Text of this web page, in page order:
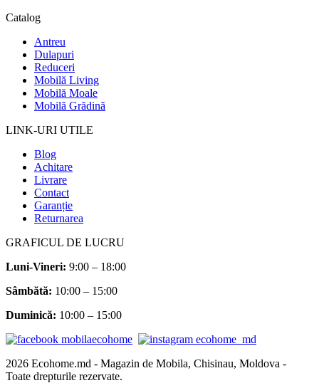
Catalog
Antreu
Dulapuri
Reduceri
Mobilă Living
Mobilă Moale
Mobilă Grădină
LINK-URI UTILE
Blog
Achitare
Livrare
Contact
Garanție
Returnarea
GRAFICUL DE LUCRU
Luni-Vineri: 9:00 – 18:00
Sâmbătă: 10:00 – 15:00
Duminică: 10:00 – 15:00
2026 Ecohome.md - Magazin de Mobila, Chisinau, Moldova -
Toate drepturile rezervate.